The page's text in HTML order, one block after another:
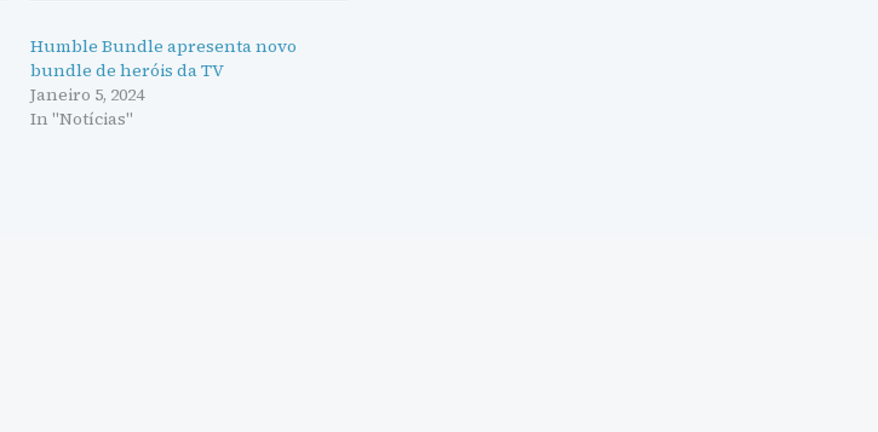
Humble Bundle apresenta novo
bundle de heróis da TV
Janeiro 5, 2024
In "Notícias"